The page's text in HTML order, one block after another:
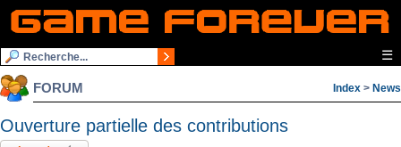
☰
FORUM Index > News
Ouverture partielle des contributions